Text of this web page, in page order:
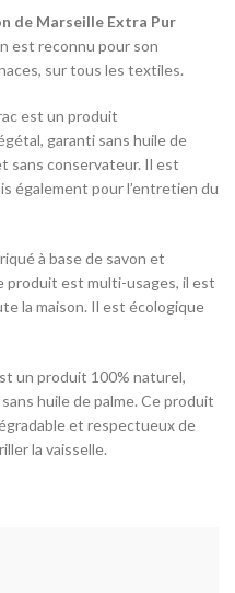
de Marseille Extra Pur
est reconnu pour son
sur tous les textiles.
est un produit
garanti sans huile de
sans conservateur. Il est
également pour l’entretien du
à base de savon et
produit est multi-usages, il est
la maison. Il est écologique
un produit 100% naturel,
huile de palme. Ce produit
et respectueux de
la vaisselle.